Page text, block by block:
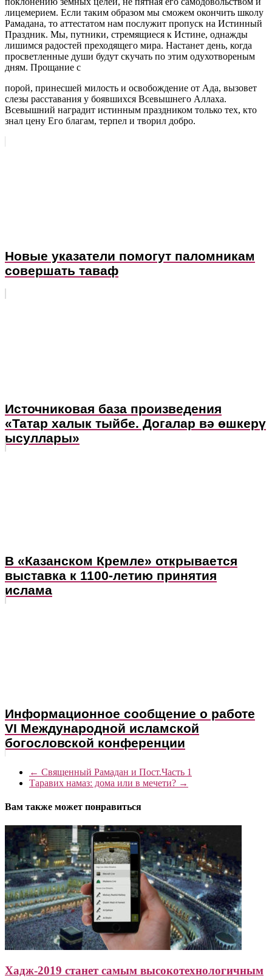
лицемерием. Если таким образом мы сможем окончить школу
Рамадана, то аттестатом нам послужит пропуск на Истинный
Праздник. Мы, путники, стремящиеся к Истине, однажды
лишимся радостей преходящего мира. Настанет день, когда
просветленные души будут скучать по этим одухотвореным
дням. Прощание с
порой, принесшей милость и освобождение от Ада, вызовет
слезы расставания у боявшихся Всевышнего Аллаха.
Всевышний наградит истинным праздником только тех, кто
знал цену Его благам, терпел и творил добро.
Новые указатели помогут паломникам
совершать таваф
Источниковая база произведения
«Татар халык тыйбе. Догалар вә өшкерү
ысуллары»
В «Казанском Кремле» открывается
выставка к 1100-летию принятия
ислама
Информационное сообщение о работе
VI Международной исламской
богословской конференции
← Священный Рамадан и Пост.Часть 1
Таравих намаз: дома или в мечети? →
Вам также может понравиться
Хадж-2019 станет самым высокотехнологичным